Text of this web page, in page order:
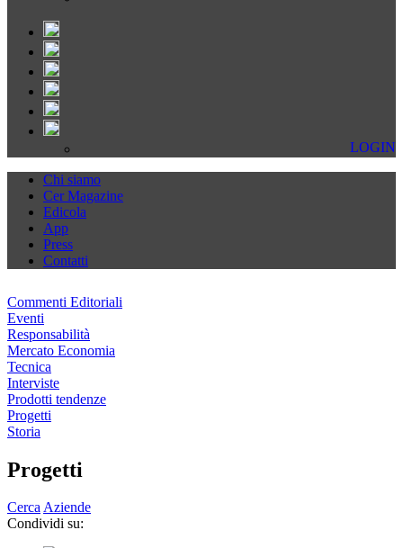
LOGIN
Chi siamo
Cer Magazine
Edicola
App
Press
Contatti
Commenti Editoriali
Eventi
Responsabilità
Mercato Economia
Tecnica
Interviste
Prodotti tendenze
Progetti
Storia
Progetti
CercaAziende
Condividi su: